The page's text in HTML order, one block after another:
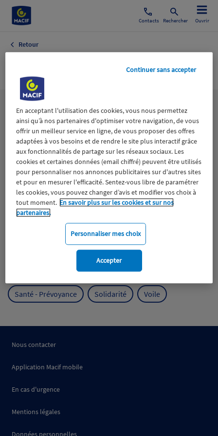
Contacts Rechercher Ouvrir
Retour
Lesthématiques
Aidants Catastrophes naturelles Climat
ESS
Expérience clients Fondation Macif Jeunesse
Mobilité
Protection de l'environnement
Protection des océans Prévention
Santé - Prévoyance Solidarité Voile
Nous contacter
Application Macif mobile
En cas d'urgence
Mentions légales
Données personnelles
En acceptant l'utilisation des cookies, vous nous permettez
ainsi qu’à nos partenaires d'optimiser votre navigation, de vous
offrir un meilleur service en ligne, de vous proposer des offres
adaptées à vos besoins et de rendre le site plus interactif grâce
aux fonctionnalités de partage sur les réseaux sociaux. Les
cookies et certaines données (email chiffré) peuvent être utilisés
pour personnaliser nos annonces publicitaires sur d'autres sites
et pour en mesurer l'efficacité. Sentez-vous libre de paramétrer
les cookies, vous pouvez changer d’avis et modifier vos choix à
tout moment. En savoir plus sur les cookies et sur nos
partenaires.
Personnaliser mes choix
Continuer sans accepter
Accepter